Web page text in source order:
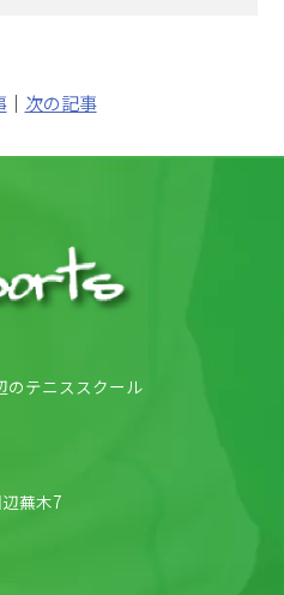
｜ 次の記事
のテニススクール
蕪木7